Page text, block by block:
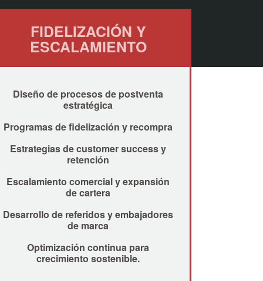
FIDELIZACIÓN Y
ESCALAMIENTO
Diseño de procesos de postventa
estratégica
Programas de fidelización y recompra
Estrategias de customer success y
retención
Escalamiento comercial y expansión
de cartera
Desarrollo de referidos y embajadores
de marca
Optimización continua para
crecimiento sostenible.